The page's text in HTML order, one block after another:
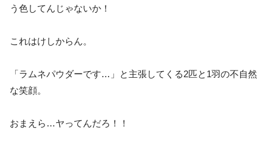
う色してんじゃないか！
これはけしからん。
「ラムネパウダーです…」と主張してくる2匹と1羽の不自然
な笑顔。
おまえら…ヤってんだろ！！